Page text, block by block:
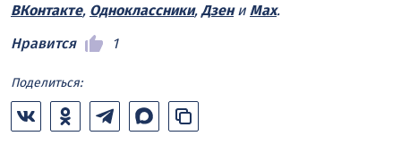
ВКонтакте, Одноклассники, Дзени Max.
Нравится
1
Поделиться: